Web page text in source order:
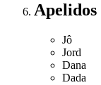
Apelidos
Jô
Jord
Dana
Dada